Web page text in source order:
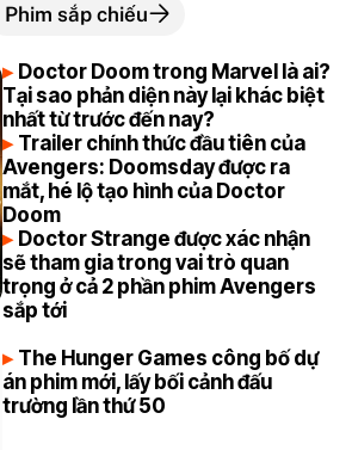
Phim sắp chiếu
Doctor Doom trong Marvel là ai?
Tại sao phản diện này lại khác biệt
nhất từ trước đến nay?
Trailer chính thức đầu tiên của
Avengers: Doomsday được ra
mắt, hé lộ tạo hình của Doctor
Doom
Doctor Strange được xác nhận
sẽ tham gia trong vai trò quan
trọng ở cả 2 phần phim Avengers
sắp tới
The Hunger Games công bố dự
án phim mới, lấy bối cảnh đấu
trường lần thứ 50